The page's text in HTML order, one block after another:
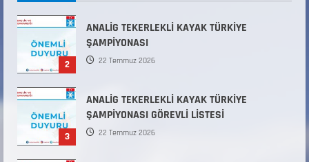
2
ANALİG TEKERLEKLİ KAYAK TÜRKİYE
ŞAMPİYONASI
22 Temmuz 2026
3
ANALİG TEKERLEKLİ KAYAK TÜRKİYE
ŞAMPİYONASI GÖREVLİ LİSTESİ
22 Temmuz 2026